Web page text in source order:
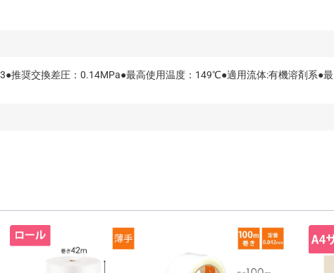
推奨交換差圧：0.14MPa●最高使用温度：149℃●適用流体:有機溶剤系●